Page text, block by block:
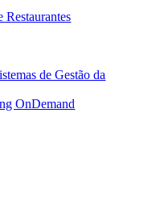
Restaurantes
de Gestão da
OnDemand